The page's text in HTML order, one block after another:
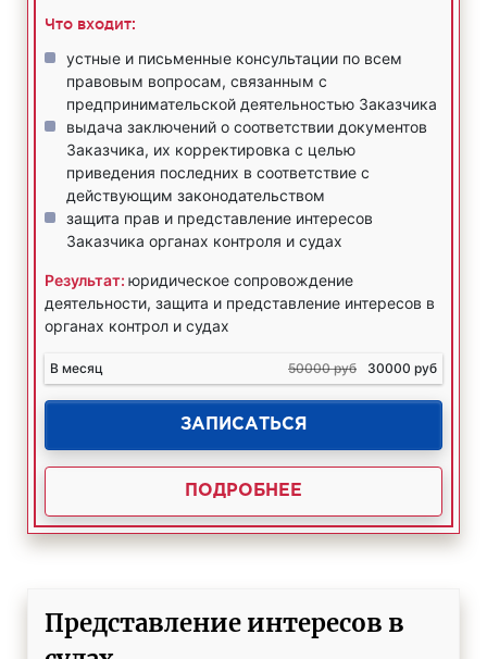
Что входит:
устные и письменные консультации по всем
правовым вопросам, связанным с
предпринимательской деятельностью Заказчика
выдача заключений о соответствии документов
Заказчика, их корректировка с целью
приведения последних в соответствие с
действующим законодательством
защита прав и представление интересов
Заказчика органах контроля и судах
Результат: юридическое сопровождение
деятельности, защита и представление интересов в
органах контрол и судах
В месяц 50000 руб 30000 руб
ЗАПИСАТЬСЯ
ПОДРОБНЕЕ
Представление интересов в